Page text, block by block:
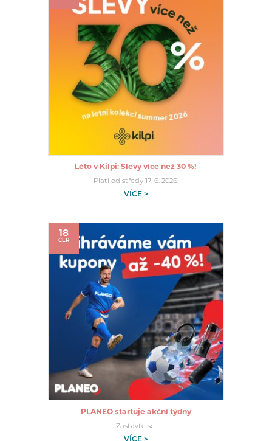
Léto v Kilpi: Slevy více než 30 %!
Platí od středy 17. 6. 2026.
VÍCE >
18
ČER
PLANEO startuje akční týdny
Zastavte se.